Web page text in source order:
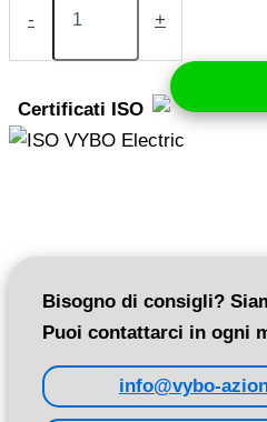
-
frequenza
5,5
400V
(V800-
4T0055)
+
Certificati ISO
Bisogno di consigli?
Puoi contattarci in ogni
info@vybo-